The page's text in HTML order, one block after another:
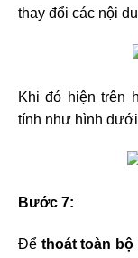
thay đổi các nội
Khi đó hiện trên
tính như hình dưới
Bước 7:
Để thoát toàn